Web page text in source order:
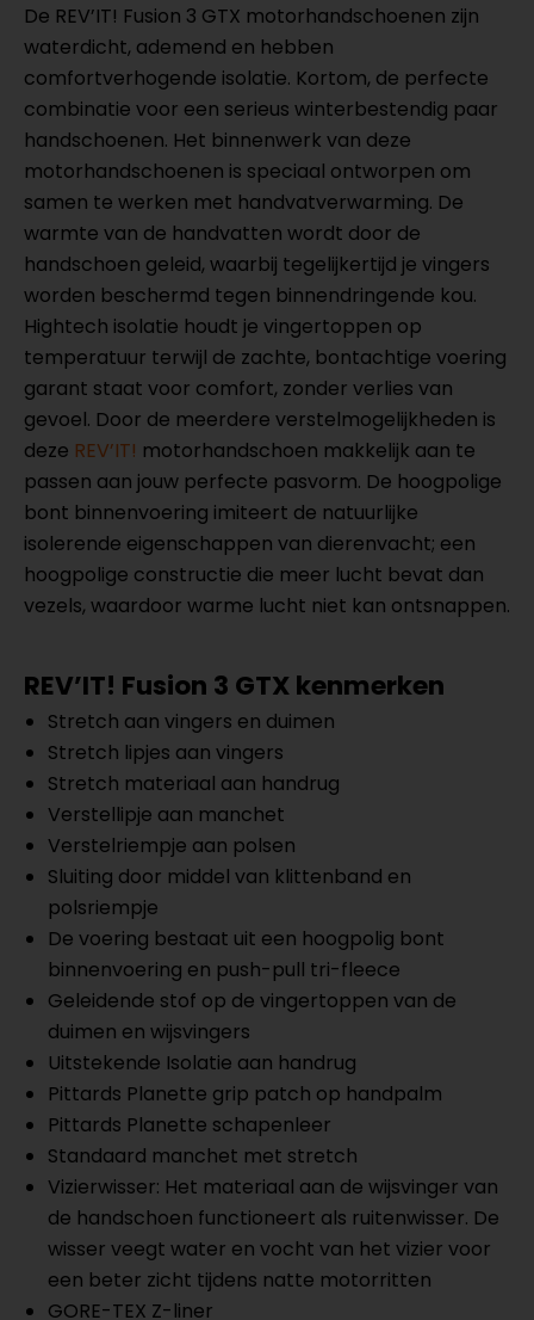
De REV’IT! Fusion 3 GTX motorhandschoenen zijn
waterdicht, ademend en hebben
comfortverhogende isolatie. Kortom, de perfecte
combinatie voor een serieus winterbestendig paar
handschoenen. Het binnenwerk van deze
motorhandschoenen is speciaal ontworpen om
samen te werken met handvatverwarming. De
warmte van de handvatten wordt door de
handschoen geleid, waarbij tegelijkertijd je vingers
worden beschermd tegen binnendringende kou.
Hightech isolatie houdt je vingertoppen op
temperatuur terwijl de zachte, bontachtige voering
garant staat voor comfort, zonder verlies van
gevoel. Door de meerdere verstelmogelijkheden is
deze REV’IT! motorhandschoen makkelijk aan te
passen aan jouw perfecte pasvorm. De hoogpolige
bont binnenvoering imiteert de natuurlijke
isolerende eigenschappen van dierenvacht; een
hoogpolige constructie die meer lucht bevat dan
vezels, waardoor warme lucht niet kan ontsnappen.
REV’IT! Fusion 3 GTX kenmerken
Stretch aan vingers en duimen
Stretch lipjes aan vingers
Stretch materiaal aan handrug
Verstellipje aan manchet
Verstelriempje aan polsen
Sluiting door middel van klittenband en
polsriempje
De voering bestaat uit een hoogpolig bont
binnenvoering en push-pull tri-fleece
Geleidende stof op de vingertoppen van de
duimen en wijsvingers
Uitstekende Isolatie aan handrug
Pittards Planette grip patch op handpalm
Pittards Planette schapenleer
Standaard manchet met stretch
Vizierwisser: Het materiaal aan de wijsvinger van
de handschoen functioneert als ruitenwisser. De
wisser veegt water en vocht van het vizier voor
een beter zicht tijdens natte motorritten
GORE-TEX Z-liner